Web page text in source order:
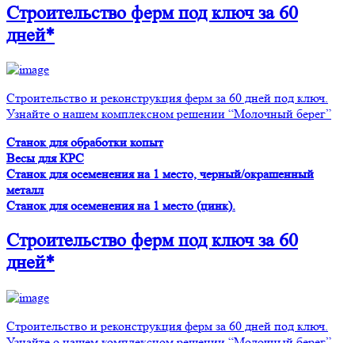
Строительство фермпод ключ за 60
дней*
Строительство и реконструкция ферм за 60 дней под ключ.
Узнайте о нашем комплексном решении “Молочный берег”
Станок для обработки копыт
Весы для КРС
Станок для осеменения на 1 место, черный/окрашенный
металл
Станок для осеменения на 1 место (цинк).
Строительство фермпод ключ за 60
дней*
Строительство и реконструкция ферм за 60 дней под ключ.